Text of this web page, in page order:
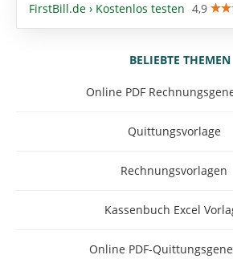
FirstBill.de › Kostenlos testen 4,9
BELIEBTE THEMEN
Online PDF
Quittungsvorlage
Rechnungsvorlagen
Kassenbuch Excel
Online PDF-